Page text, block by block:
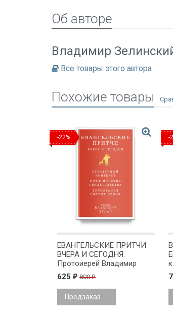
Об авторе
Владимир
Все товары этого автора
Похожие товары
-22%
ЕВАНГЕЛЬСКИЕ ПРИТЧИ
ВЧЕРА И СЕГОДНЯ.
Протоиерей Владимир
Хулап
625 ₽ 800₽
Предзаказ
-